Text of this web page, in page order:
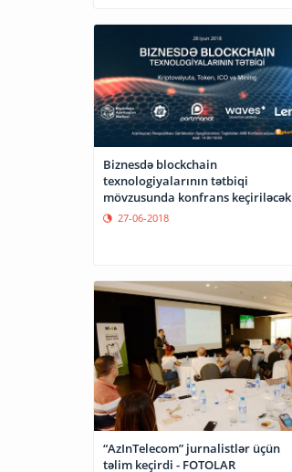
Biznesdə blockchain
texnologiyalarının tətbiqi
mövzusunda konfrans keçiriləcək
27-06-2018
“AzInTelecom” jurnalistlər üçün
təlim keçirdi - FOTOLAR